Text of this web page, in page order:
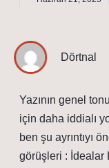
Dörtnal
Yazının genel
için daha iddialı
ben şu ayrıntıyı
görüşleri : İdealar